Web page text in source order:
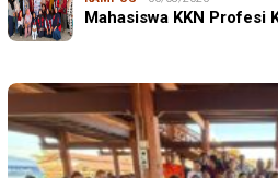
Mahasiswa KKN Profesi